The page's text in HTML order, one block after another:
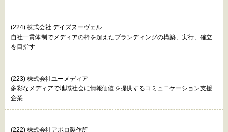
(224) 株式会社 デイズヌーヴェル
自社一貫体制でメディアの枠を超えたブランディングの構築、実行、確立
を目指す
(223) 株式会社ユーメディア
多彩なメディアで地域社会に情報価値を提供するコミュニケーション支援
企業
(222) 株式会社アポロ製作所